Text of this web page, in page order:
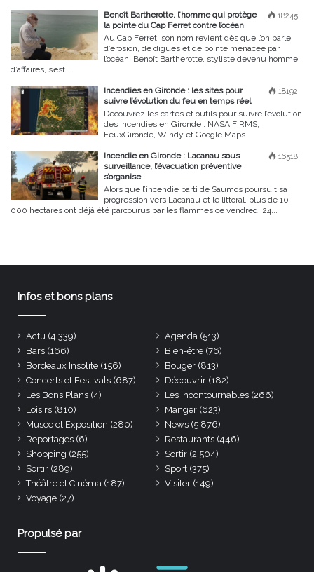
18245
Benoît Bartherotte, l’homme qui protège
la pointe du Cap Ferret contre l’océan
Au Cap Ferret, son nom revient dès que l’on parle
d’érosion, de digues et de pointe menacée par
l’océan. Benoît Bartherotte, styliste devenu homme
d’affaires, s’est...
18192
Incendies en Gironde : les sites pour
suivre l’évolution du feu en temps réel
Découvrez les cartes et outils pour suivre l’évolution
des incendies en Gironde : NASA FIRMS,
FeuxGironde, Windy et Google Maps.
16518
Incendie en Gironde : Lacanau sous
surveillance, l’évacuation préventive
s’organise
Alors que l’incendie parti de Saumos poursuit sa
progression vers Lacanau et le littoral, plus de 10
000 hectares ont déjà été parcourus par les flammes ce vendredi 24...
Infos et bons plans
Actu (4 339) Agenda (513)
Bars (166) Bien-être (76)
Bordeaux Insolite (156) Bouger (813)
Concerts et Festivals (687) Découvrir (182)
Les Bons Plans (4) Les incontournables (266)
Loisirs (810) Manger (623)
Musée et Exposition (280) News (5 876)
Reportages (6) Restaurants (446)
Shopping (255) Sortir (2 504)
Sortir (289) Sport (375)
Théâtre et Cinéma (187) Visiter (149)
Voyage (27)
Propulsé par